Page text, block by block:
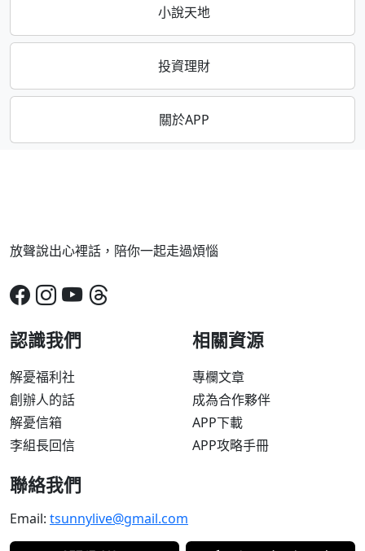
小說天地
投資理財
關於APP
放聲說出心裡話，陪你一起走過煩惱
認識我們
解憂福利社
創辦人的話
解憂信箱
李組長回信
相關資源
專欄文章
成為合作夥伴
APP下載
APP攻略手冊
聯絡我們
Email: tsunnylive@gmail.com